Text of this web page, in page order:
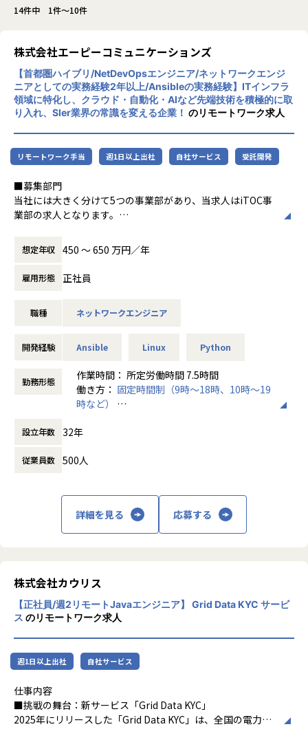
14件中 1件～10件
株式会社エーピーコミュニケーションズ
【首都圏ハイブリ/NetDevOpsエンジニア/ネットワークエンジ
ニアとしての実務経験2年以上/Ansibleの実務経験】ITインフラ
領域に特化し、クラウド・自動化・AIなど先端技術を積極的に取
り入れ、SIer業界の常識を変える企業！ のリモートワーク求人
リモートワーク手当 週1日以上出社 自社サービス 受託開発
■募集部門
当社には大きく分けて5つの事業部があり、当求人はiTOC事
業部の求人となります。
＜iTOC事業部＞
キャリア/ISPの大規模ネットワークの運用～構築やコンサル
ティングを伴うネットワークSIといったネットワーク領域の
事業にも注力しています。
＜MBS部＞
て、特定顧客とのビジネスを成長、拡大させることを目的と
しています。その実現のため、組織的な対応で、顧客の課題
にタッチしていき、その課題を様々な技術で解決することを
技術力とチームワークを駆使し、業界を問わず多様な企業が
題を克服し、これを基に、戦略的なクライアントワークを提
供し、お客様がビジネスの成長と成功を達成できるよう支援
■募集背景
当社のネットワークインフラは、規模の拡大と多様化（オン
プレミス、マルチベンダー環境、クラウド接続など）に伴
い、手動による設定管理や運用の負荷が増大しています。
本格的に推進するため、自動化の設計から実装、チームへの
す。
■業務内容
想定年収 450 〜 650 万円／年
雇用形態 正社員
職種 ネットワークエンジニア
開発経験 Ansible Linux Python
勤務形態
作業時間： 所定労働時間 7.5時間
働き方： 固定時間制（9時～18時、10時～19
時など）
休憩時間： 60分
設立年数 32年
従業員数 500人
詳細を見る 応募する
株式会社カウリス
【正社員/週2リモートJavaエンジニア】 Grid Data KYC サービ
ス のリモートワーク求人
週1日以上出社 自社サービス
仕事内容
■挑戦の舞台：新サービス「Grid Data KYC」
2025年にリリースした「Grid Data KYC」は、全国の電力会